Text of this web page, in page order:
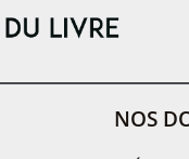
NOS